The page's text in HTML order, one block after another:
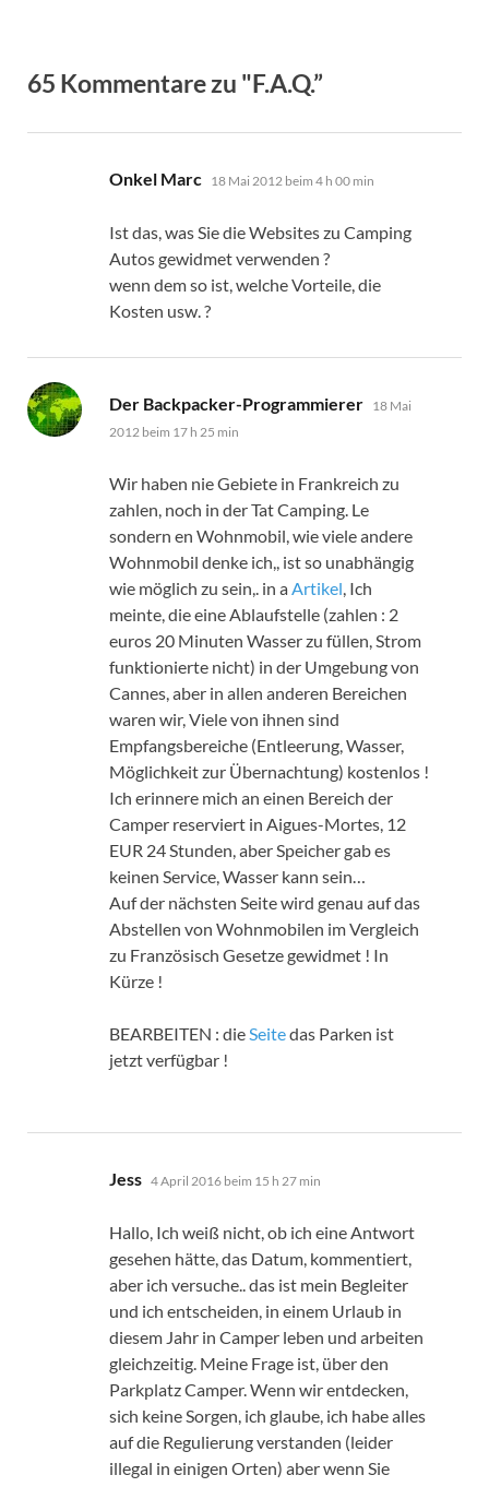
65 Kommentare zu "F.A.Q.”
Onkel Marc sagt:
18 Mai 2012 beim 4 h 00 min
Ist das, was Sie die Websites zu Camping
Autos gewidmet verwenden ?
wenn dem so ist, welche Vorteile, die
Kosten usw. ?
Der Backpacker-Programmierer sagt:
18 Mai
2012 beim 17 h 25 min
Wir haben nie Gebiete in Frankreich zu
zahlen, noch in der Tat Camping. Le
sondern en Wohnmobil, wie viele andere
Wohnmobil denke ich,, ist so unabhängig
wie möglich zu sein,. in aArtikel, Ich
meinte, die eine Ablaufstelle (zahlen : 2
euros 20 Minuten Wasser zu füllen, Strom
funktionierte nicht) in der Umgebung von
Cannes, aber in allen anderen Bereichen
waren wir, Viele von ihnen sind
Empfangsbereiche (Entleerung, Wasser,
Möglichkeit zur Übernachtung) kostenlos !
Ich erinnere mich an einen Bereich der
Camper reserviert in Aigues-Mortes, 12
EUR 24 Stunden, aber Speicher gab es
keinen Service, Wasser kann sein…
Auf der nächsten Seite wird genau auf das
Abstellen von Wohnmobilen im Vergleich
zu Französisch Gesetze gewidmet ! In
Kürze !
BEARBEITEN : dieSeitedas Parken ist
jetzt verfügbar !
Jess sagt:
4 April 2016 beim 15 h 27 min
Hallo, Ich weiß nicht, ob ich eine Antwort
gesehen hätte, das Datum, kommentiert,
aber ich versuche.. das ist mein Begleiter
und ich entscheiden, in einem Urlaub in
diesem Jahr in Camper leben und arbeiten
gleichzeitig. Meine Frage ist, über den
Parkplatz Camper. Wenn wir entdecken,
sich keine Sorgen, ich glaube, ich habe alles
auf die Regulierung verstanden (leider
illegal in einigen Orten) aber wenn Sie